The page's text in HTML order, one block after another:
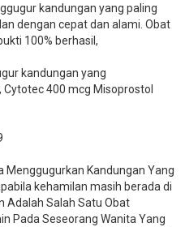
kandungan yang paling
dengan cepat dan alami. Obat
100% berhasil,
kandungan yang
400 mcg Misoprostol
Menggugurkan Kandungan Yang
kehamilan masih berada di
Adalah Salah Satu Obat
Pada Seseorang Wanita Yang